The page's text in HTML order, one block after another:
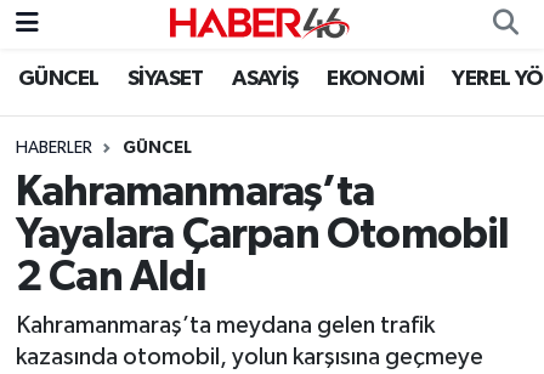
GÜNCEL SİYASET ASAYİŞ EKONOMİ YEREL
HABERLER GÜNCEL
Kahramanmaraş’ta
Yayalara Çarpan Otomobil
2 Can Aldı
Kahramanmaraş’ta meydana gelen trafik
kazasında otomobil, yolun karşısına geçmeye
GÜNCEL
SİYASET
EKONOMİ
SPOR
YAŞAM
Nöbetçi Eczaneler
Hava Durumu
Kahramanmaraş Namaz Vakitleri
Trafik Durumu
Süper Lig Puan Durumu ve Fikstür